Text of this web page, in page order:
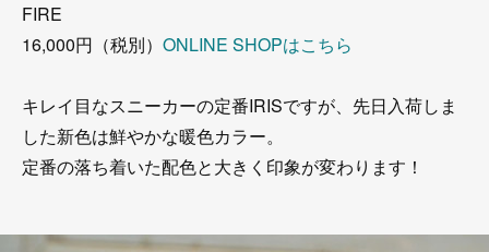
FIRE
16,000円（税別） ONLINE SHOPはこちら
キレイ目なスニーカーの定番IRISですが、先日入荷しま
した新色は鮮やかな暖色カラー。
定番の落ち着いた配色と大きく印象が変わります！